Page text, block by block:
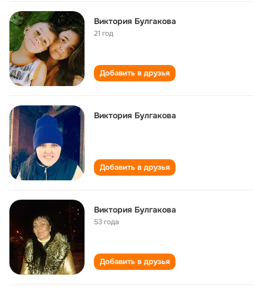
Виктория Булгакова
21 год
Добавить в друзья
Виктория Булгакова
Добавить в друзья
Виктория Булгакова
53 года
Добавить в друзья